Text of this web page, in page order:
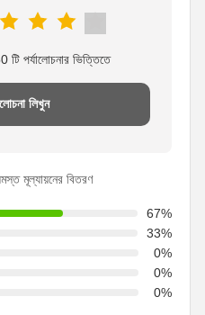
পর্যালোচনার ভিত্তিতে
লিখুন
মূল্যায়নের বিতরণ
67%
33%
0%
0%
0%